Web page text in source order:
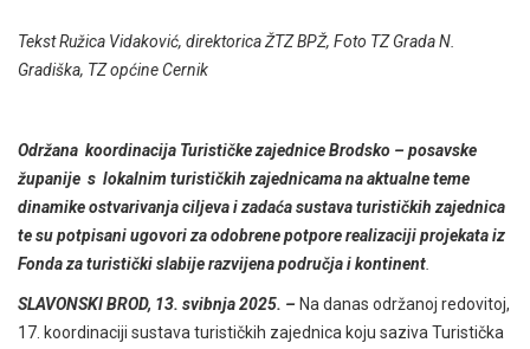
Tekst Ružica Vidaković, direktorica ŽTZ BPŽ, Foto TZ Grada N.
Gradiška, TZ općine Cernik
Održana koordinacija Turističke zajednice Brodsko – posavske
županije s lokalnim turističkih zajednicama na aktualne teme
dinamike ostvarivanja ciljeva i zadaća sustava turističkih zajednica
te su potpisani ugovori za odobrene potpore realizaciji projekata iz
Fonda za turistički slabije razvijena područja i kontinent
SLAVONSKI BROD, 13. svibnja 2025. – Na danas održanoj redovitoj,
17. koordinaciji sustava turističkih zajednica koju saziva Turistička